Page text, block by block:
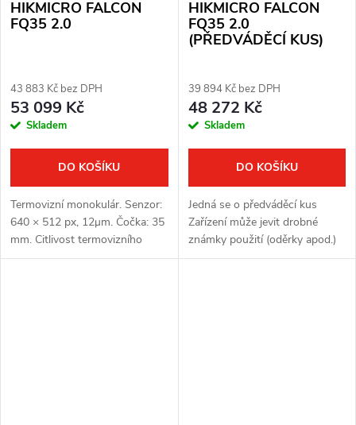
HIKMICRO FALCON
FQ35 2.0
43 883 Kč bez DPH
53 099 Kč
Skladem
DO KOŠÍKU
Termovizní monokulár. Senzor:
640 × 512 px, 12μm. Čočka: 35
mm. Citlivost termovizního
senzoru: ≤ 15 mK. Detekční
HIKMICRO FALCON
FQ35 2.0
(PŘEDVÁDĚCÍ KUS)
39 894 Kč bez DPH
48 272 Kč
Skladem
DO KOŠÍKU
Jedná se o předváděcí kus
Zařízení může jevit drobné
známky použití (oděrky apod.)
Zařízení je plně funkční